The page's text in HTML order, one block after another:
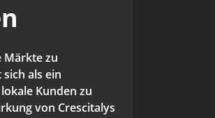
Märkte zu
als ein
Kunden zu
von Crescitalys